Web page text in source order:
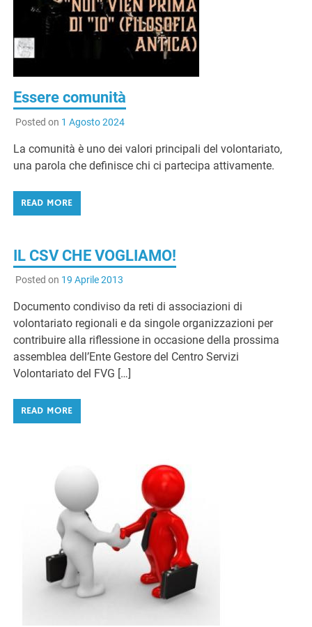
Essere comunità
Posted on 1 Agosto 2024
La comunità è uno dei valori principali del volontariato,
una parola che definisce chi ci partecipa attivamente.
READ MORE
IL CSV CHE VOGLIAMO!
Posted on 19 Aprile 2013
Documento condiviso da reti di associazioni di
volontariato regionali e da singole organizzazioni per
contribuire alla riflessione in occasione della prossima
assemblea dell’Ente Gestore del Centro Servizi
Volontariato del FVG […]
READ MORE